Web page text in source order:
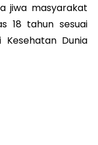
jiwa masyarakat
18 tahun sesuai
Kesehatan Dunia